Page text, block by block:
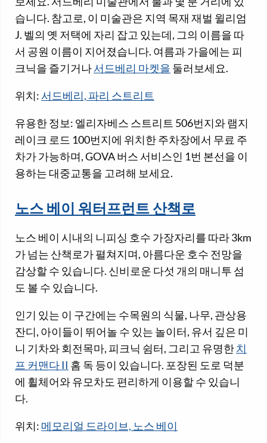
습니다. 참고로, 이 미술관은 지역 목재 재벌 윌리엄
J. 벨의 옛 저택에 자리 잡고 있는데, 그의 이름을 따
서 공원 이름이 지어졌습니다. 여름과 가을에는 피
크닉을 즐기거나서드베리 마켓을 둘러보세요.
위치: 서드베리, 파리 스트리트
유용한 정보: 엘리자베스 스트리트 506번지와 램지
레이크 로드 100번지에 위치한 주차장에서 무료 주
차가 가능하며, GOVA 버스 서비스인 1번 본선을 이
용하는 대중교통을 고려해 보세요.
노스 베이 워터프런트 산책로
노스 베이 시내의 니피싱 호수 가장자리를 따라 3km
가 넘는 산책로가 펼쳐지며, 아름다운 호수 전망을
감상할 수 있습니다. 신비로운 다섯 개의 매니투 섬
도 볼 수 있습니다.
인기 있는 이 구간에는 수목원의 식물, 나무, 관상용
잔디, 아이들이 뛰어놀 수 있는 놀이터, 유서 깊은 미
니 기차와 회전목마, 피크닉 쉼터, 그리고 유명한치
프 커맨다 II 홈 독 등이 있습니다. 포장된 도로 덕분
에 휠체어와 유모차도 편리하게 이용할 수 있습니
다.
위치: 메모리얼 드라이브, 노스 베이